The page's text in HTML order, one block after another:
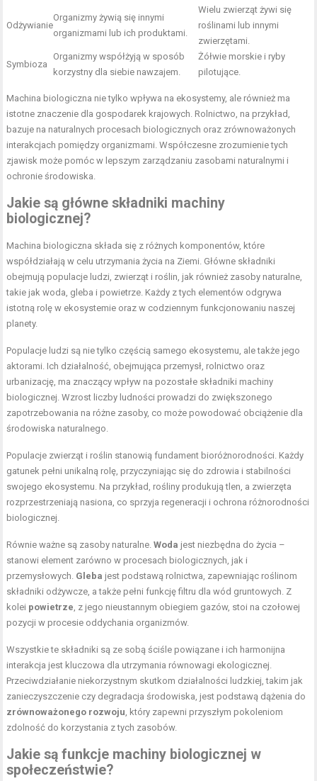
Odżywianie
Organizmy żywią się innymi
organizmami lub ich produktami.
Wielu zwierząt żywi się
roślinami lub innymi
zwierzętami.
Symbioza
Organizmy współżyją w sposób
korzystny dla siebie nawzajem.
Żółwie morskie i ryby
pilotujące.
Machina biologiczna nie tylko wpływa na ekosystemy, ale również ma
istotne znaczenie dla gospodarek krajowych. Rolnictwo, na przykład,
bazuje na naturalnych procesach biologicznych oraz zrównoważonych
interakcjach pomiędzy organizmami. Współczesne zrozumienie tych
zjawisk może pomóc w lepszym zarządzaniu zasobami naturalnymi i
ochronie środowiska.
Jakie są główne składniki machiny
biologicznej?
Machina biologiczna składa się z różnych komponentów, które
współdziałają w celu utrzymania życia na Ziemi. Główne składniki
obejmują populacje ludzi, zwierząt i roślin, jak również zasoby naturalne,
takie jak woda, gleba i powietrze. Każdy z tych elementów odgrywa
istotną rolę w ekosystemie oraz w codziennym funkcjonowaniu naszej
planety.
Populacje ludzi są nie tylko częścią samego ekosystemu, ale także jego
aktorami. Ich działalność, obejmująca przemysł, rolnictwo oraz
urbanizację, ma znaczący wpływ na pozostałe składniki machiny
biologicznej. Wzrost liczby ludności prowadzi do zwiększonego
zapotrzebowania na różne zasoby, co może powodować obciążenie dla
środowiska naturalnego.
Populacje zwierząt i roślin stanowią fundament bioróżnorodności. Każdy
gatunek pełni unikalną rolę, przyczyniając się do zdrowia i stabilności
swojego ekosystemu. Na przykład, rośliny produkują tlen, a zwierzęta
rozprzestrzeniają nasiona, co sprzyja regeneracji i ochrona różnorodności
biologicznej.
Równie ważne są zasoby naturalne.Woda jest niezbędna do życia –
stanowi element zarówno w procesach biologicznych, jak i
przemysłowych. Gleba jest podstawą rolnictwa, zapewniając roślinom
składniki odżywcze, a także pełni funkcję filtru dla wód gruntowych. Z
kolei powietrze , z jego nieustannym obiegiem gazów, stoi na czołowej
pozycji w procesie oddychania organizmów.
Wszystkie te składniki są ze sobą ściśle powiązane i ich harmonijna
interakcja jest kluczowa dla utrzymania równowagi ekologicznej.
Przeciwdziałanie niekorzystnym skutkom działalności ludzkiej, takim jak
zanieczyszczenie czy degradacja środowiska, jest podstawą dążenia do
zrównoważonego rozwoju , który zapewni przyszłym pokoleniom
zdolność do korzystania z tych zasobów.
Jakie są funkcje machiny biologicznej w
społeczeństwie?